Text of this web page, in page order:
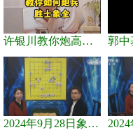
许银川教你炮高兵士象全如何赢士象全，简单四步即可
2024年9月28日象棋世界栏目，刘君、蒋川讲解了第九届杨官璘杯象棋...